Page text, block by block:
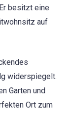
besitzt eine
auf
widerspiegelt.
Garten und
Ort zum